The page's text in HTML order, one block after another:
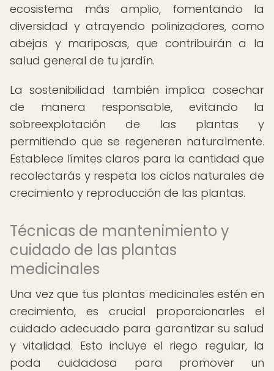
ecosistema más amplio, fomentando la
diversidad y atrayendo polinizadores, como
abejas y mariposas, que contribuirán a la
salud general de tu jardín.
La sostenibilidad también implica cosechar
de manera responsable, evitando la
sobreexplotación de las plantas y
permitiendo que se regeneren naturalmente.
Establece límites claros para la cantidad que
recolectarás y respeta los ciclos naturales de
crecimiento y reproducción de las plantas.
Técnicas de mantenimiento y
cuidado de las plantas
medicinales
Una vez que tus plantas medicinales estén en
crecimiento, es crucial proporcionarles el
cuidado adecuado para garantizar su salud
y vitalidad. Esto incluye el riego regular, la
poda cuidadosa para promover un